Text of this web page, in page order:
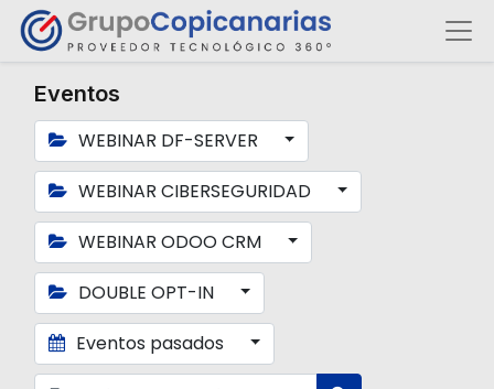
Eventos
WEBINAR DF-SERVER
WEBINAR CIBERSEGURIDAD
WEBINAR ODOO CRM
DOUBLE OPT-IN
Eventos pasados